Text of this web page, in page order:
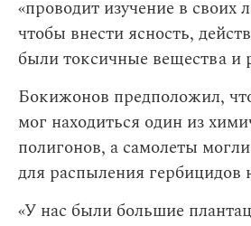
«проводит изучение в своих
чтобы внести ясность,
были токсичные вещества и
Бокижонов предположил,
мог находиться один из
полигонов, а самолеты
для распыления гербицидов
«У нас были большие